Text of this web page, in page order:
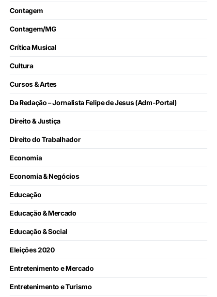
Contagem
Contagem/MG
Crítica Musical
Cultura
Cursos & Artes
Da Redação – Jornalista Felipe de Jesus (Adm-Portal)
Direito & Justiça
Direito do Trabalhador
Economia
Economia & Negócios
Educação
Educação & Mercado
Educação & Social
Eleições 2020
Entretenimento e Mercado
Entretenimento e Turismo